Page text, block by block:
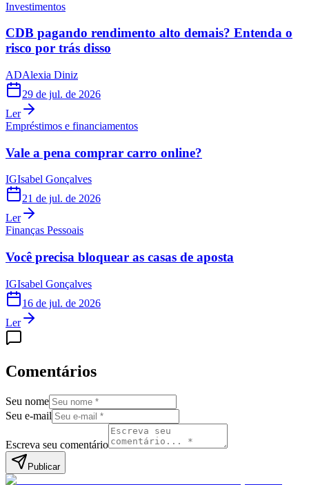
Investimentos
CDB pagando rendimento alto demais? Entenda o
risco por trás disso
ADAlexia Diniz
29 de jul. de 2026
Ler
Empréstimos e financiamentos
Vale a pena comprar carro online?
IGIsabel Gonçalves
21 de jul. de 2026
Ler
Finanças Pessoais
Você precisa bloquear as casas de aposta
IGIsabel Gonçalves
16 de jul. de 2026
Ler
Comentários
Seu nome
Seu e-mail
Escreva seu comentário
Publicar